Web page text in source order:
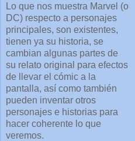
Lo que nos muestra Marvel (o
DC) respecto a personajes
principales, son existentes,
tienen ya su historia, se
cambian algunas partes de
su relato original para efectos
de llevar el cómic a la
pantalla, así como también
pueden inventar otros
personajes e historias para
hacer coherente lo que
veremos.